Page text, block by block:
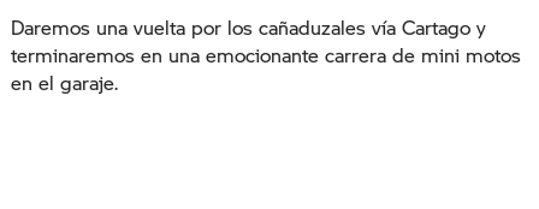
Daremos una vuelta por los cañaduzales vía Cartago y
terminaremos en una emocionante carrera de mini motos
en el garaje.